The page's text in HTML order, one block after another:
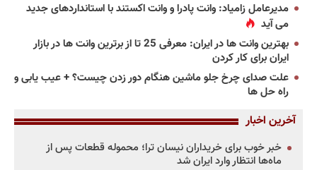
مدیرعامل زامیاد: وانت پادرا و وانت اکستند با استانداردهای جدید
می آید
بهترین وانت ها در ایران: معرفی 25 تا از برترین وانت ها در بازار
ایران برای کار کردن
علت صدای چرخ جلو ماشین هنگام دور زدن چیست؟ + عیب یابی و
راه حل ها
آخرین اخبار
خبر خوب برای خریداران نیسان ترا؛ محموله قطعات پس از
ماه‌ها انتظار وارد ایران شد